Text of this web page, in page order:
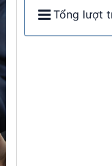
Tổng lượt